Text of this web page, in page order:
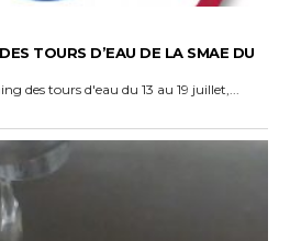
TOURS D’EAU DE LA SMAE DU
des tours d'eau du 13 au 19 juillet,...